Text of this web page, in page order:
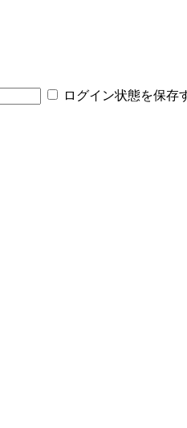
ログイン状態を保存